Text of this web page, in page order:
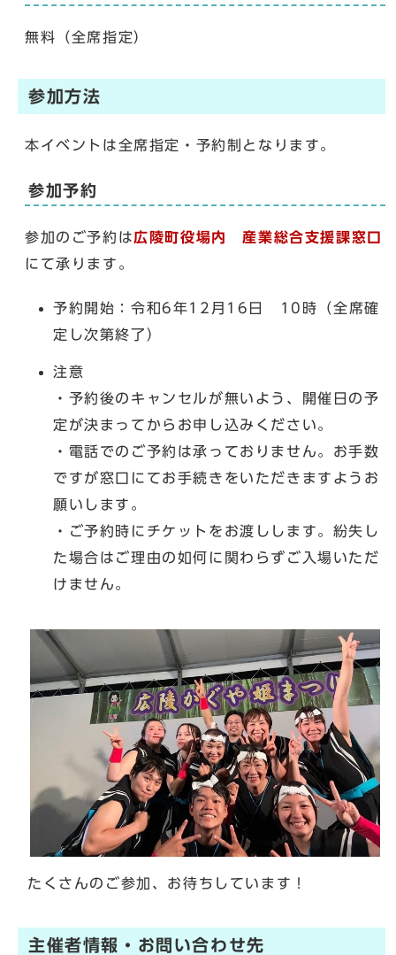
無料（全席指定）
参加方法
本イベントは全席指定・予約制となります。
参加予約
参加のご予約は広陵町役場内 産業総合支援課窓口
にて承ります。
予約開始：令和6年12月16日 10時（全席確
定し次第終了）
注意
・予約後のキャンセルが無いよう、開催日の予
定が決まってからお申し込みください。
・電話でのご予約は承っておりません。お手数
ですが窓口にてお手続きをいただきますようお
願いします。
・ご予約時にチケットをお渡しします。紛失し
た場合はご理由の如何に関わらずご入場いただ
けません。
たくさんのご参加、お待ちしています！
主催者情報・お問い合わせ先